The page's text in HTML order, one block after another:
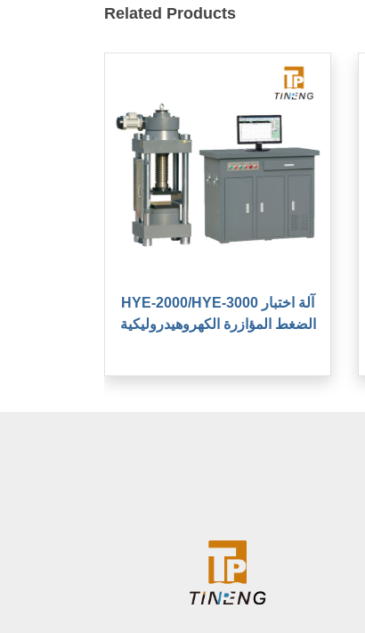
Related Products
HYE-2000/HYE-3000 آلة اختبار
الضغط المؤازرة الكهروهيدروليكية